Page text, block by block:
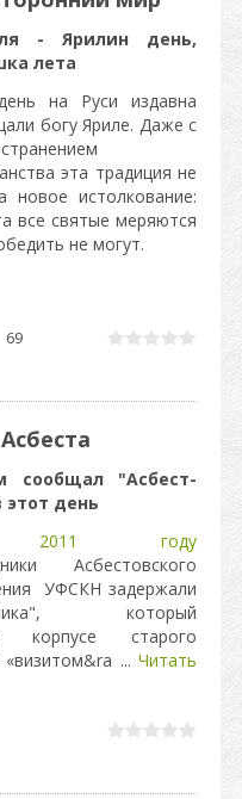
- Ярилин день,
лета
на Руси издавна
богу Яриле. Даже с
эта традиция не
новое истолкование:
все святые меряются
не могут.
69
сообщал "Асбест-
этот день
году
Асбестовского
УФСКН задержали
который
старого
...Читать